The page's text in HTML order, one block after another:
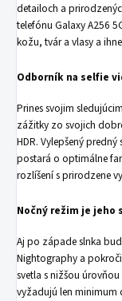
detailoch a
telefónu Galaxy A256
kožu, tvár a vlasy a
Odborník na selfie
Prines svojim
zážitky zo svojich
HDR. Vylepšený
postará o optimálne
rozlíšení s prirodzene
Nočný režim je jeho
Aj po západe slnka
Nightography a
svetla s nižšou
vyžadujú len minimum